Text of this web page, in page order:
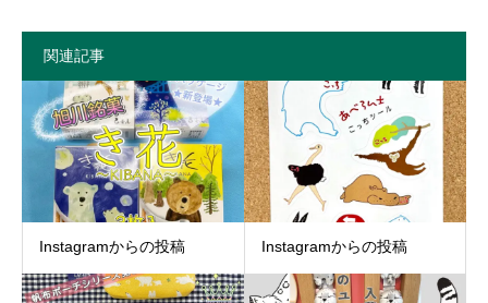
関連記事
Instagramからの投稿 Instagramからの投稿